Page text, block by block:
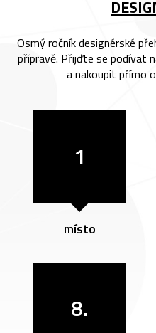
Osmý ročník designérské
přípravě. Přijďte se podívat
a nakoupit přímo
1
místo
8.